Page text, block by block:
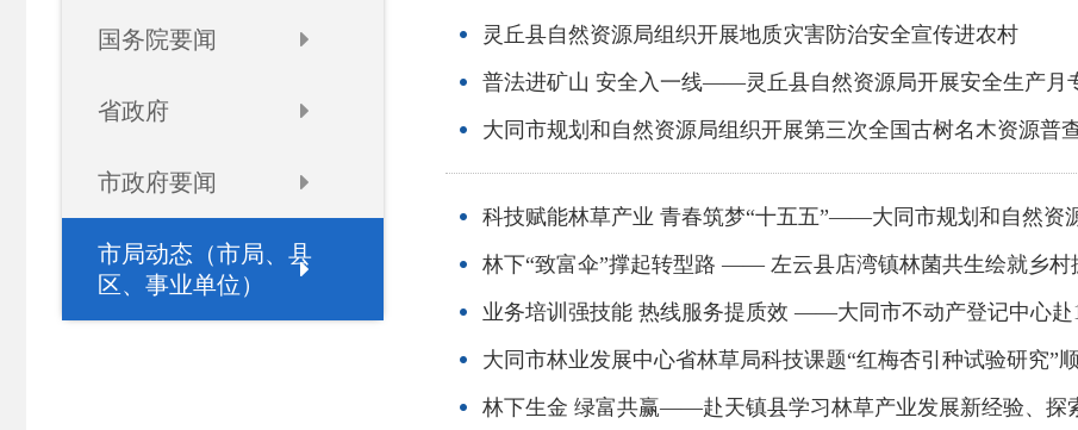
国务院要闻
省政府
市政府要闻
市局动态（市局、县
区、事业单位）
灵丘县自然资源局组织开展地质灾害防治安全宣传进农村
普法进矿山 安全入一线——灵丘县自然资源局开展安全生产月
大同市规划和自然资源局组织开展第三次全国古树名木资源普
科技赋能林草产业 青春筑梦“十五五”——大同市规划和自然资
林下“致富伞”撑起转型路 —— 左云县店湾镇林菌共生绘就乡村
业务培训强技能 热线服务提质效 ——大同市不动产登记中心赴
大同市林业发展中心省林草局科技课题“红梅杏引种试验研究”
林下生金 绿富共赢——赴天镇县学习林草产业发展新经验、探